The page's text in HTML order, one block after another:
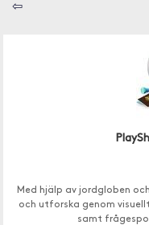
⇦
Med hjälp av jordgloben
och utforska genom
samt